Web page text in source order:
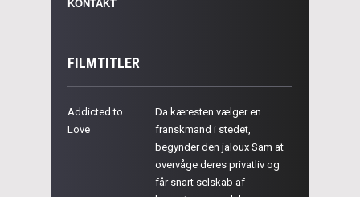
KONTAKT
FILMTITLER
Addicted to
Love
Da kæresten vælger en
franskmand i stedet,
begynder den jaloux Sam at
overvåge deres privatliv og
får snart selskab af